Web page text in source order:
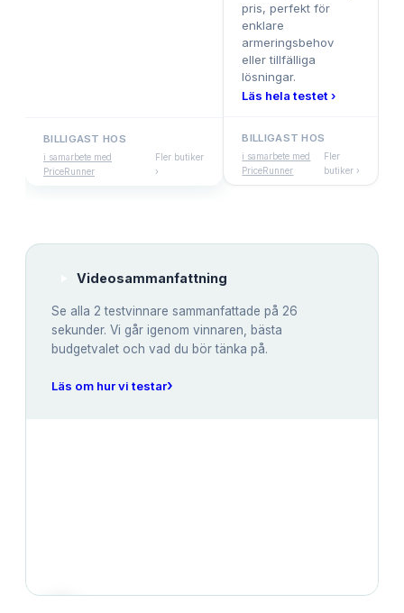
BILLIGAST HOS
i samarbete med
PriceRunner
Fler butiker
›
pris, perfekt för
enklare
armeringsbehov
eller tillfälliga
lösningar.
Läs hela testet ›
BILLIGAST HOS
i samarbete med
PriceRunner
Fler
butiker ›
Videosammanfattning
Se alla 2 testvinnare sammanfattade på 26
sekunder. Vi går igenom vinnaren, bästa
budgetvalet och vad du bör tänka på.
Läs om hur vi testar›